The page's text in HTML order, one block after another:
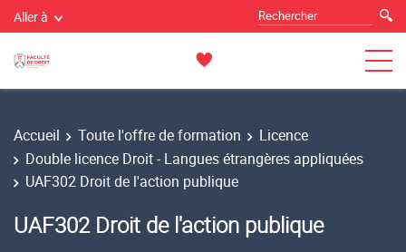
Aller à
Accueil Toute l'offre de formation
Licence
Double licence Droit - Langues étrangères appliquées
UAF302 Droit de l'action publique
UAF302 Droit de l'action publique